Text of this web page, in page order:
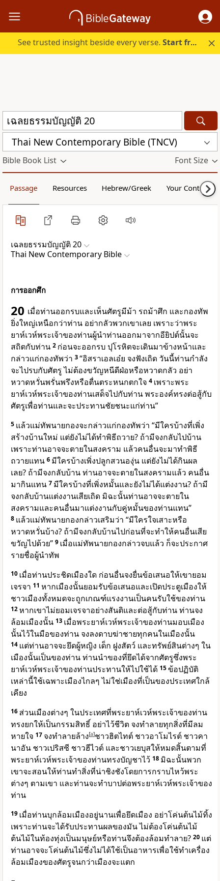
See trusted insight beside every verse.Start free.
Thai New Contemporary Bible (TNCV)
Bible Book List Font Size
Passage Resources Hebrew/Greek Your Content
เฉลยธรรมบัญญัติ 20
Thai New Contemporary Bible
การออกศึก
20 เมื่อท่านออกรบและเห็นศัตรูมีม้า รถม้าศึก และกองทัพ
ยิ่งใหญ่เหนือกว่าท่าน อย่ากลัวพวกเขาเลย เพราะว่าพระ
ยาห์เวห์พระเจ้าของท่านผู้นำท่านออกมาจากอียิปต์นั้นจะ
สถิตกับท่าน 2 ก่อนจะออกรบ ปุโรหิตจะเดินมาข้างหน้าและ
กล่าวแก่กองทัพว่า 3“อิสราเอลเอ๋ย จงฟังเถิด วันนี้ท่านกำลัง
จะไปรบกับศัตรู ไม่ต้องขวัญหนีดีฝ่อหรือหวาดกลัว อย่า
หวาดหวั่นพรั่นพรึงหรือตื่นตระหนกตกใจ 4 เพราะพระ
ยาห์เวห์พระเจ้าของท่านเสด็จไปกับท่าน พระองค์ทรงต่อสู้กับ
ศัตรูเพื่อท่านและจะประทานชัยชนะแก่ท่าน”
5 แล้วแม่ทัพนายกองจะกล่าวแก่กองทัพว่า “มีใครบ้างที่เพิ่ง
สร้างบ้านใหม่ แต่ยังไม่ได้ทำพิธีถวาย? ถ้ามีจงกลับไปบ้าน
เพราะท่านอาจจะตายในสงคราม แล้วคนอื่นจะมาทำพิธี
ถวายแทน 6 มีใครบ้างเพิ่งปลูกสวนองุ่น แต่ยังไม่ได้กินผล
เลย? ถ้ามีจงกลับบ้าน ท่านอาจจะตายในสงครามแล้ว คนอื่น
มากินแทน 7 มีใครบ้างที่เพิ่งหมั้นและยังไม่ได้แต่งงาน? ถ้ามี
จงกลับบ้านแต่งงานเสียเถิด มิฉะนั้นท่านอาจจะตายใน
สงครามและคนอื่นมาแต่งงานกับคู่หมั้นของท่านแทน”
8 แล้วแม่ทัพนายกองกล่าวเสริมว่า “มีใครใจเสาะหรือ
หวาดหวั่นบ้าง? ถ้ามีจงกลับบ้านไปก่อนที่จะทำให้คนอื่นเสีย
ขวัญไปด้วย” 9 เมื่อแม่ทัพนายกองกล่าวจบแล้ว ก็จะประกาศ
รายชื่อผู้นำทัพ
10 เมื่อท่านประชิดเมืองใด ก่อนอื่นจงยื่นข้อเสนอให้เขายอม
เจรจา 11 หากเมืองนั้นยอมรับข้อเสนอและเปิดประตูเมืองให้
ชาวเมืองทั้งหมดจะถูกเกณฑ์แรงงานเป็นคนรับใช้ของท่าน
12หากเขาไม่ยอมเจรจาอย่างสันติและต่อสู้กับท่าน ท่านจง
ล้อมเมืองนั้น 13 เมื่อพระยาห์เวห์พระเจ้าของท่านมอบเมือง
นั้นไว้ในมือของท่าน จงลงดาบฆ่าชายทุกคนในเมืองนั้น
14 แต่ท่านอาจจะยึดผู้หญิง เด็ก ฝูงสัตว์ และทรัพย์สินต่างๆ ใน
เมืองนั้นเป็นของท่าน ท่านนำของที่ยึดได้จากศัตรูซึ่งพระ
ยาห์เวห์พระเจ้าของท่านประทานให้ไปใช้ได้ 15ข้อปฏิบัติ
เหล่านี้ใช้เฉพาะเมืองไกลๆ ไม่ใช่เมืองที่เป็นของประเทศใกล้
เคียง
16 ส่วนเมืองต่างๆ ในประเทศที่พระยาห์เวห์พระเจ้าของท่าน
ทรงยกให้เป็นกรรมสิทธิ์ อย่าไว้ชีวิต จงทำลายทุกสิ่งที่มีลม
หายใจ 17 จงทำลายล้าง[a]ชาวฮิตไทต์ ชาวอาโมไรต์ ชาวคา
นาอัน ชาวเปริสซี ชาวฮีไวต์ และชาวเยบุสให้หมดสิ้นตามที่
พระยาห์เวห์พระเจ้าของท่านทรงบัญชาไว้ 18 มิฉะนั้นพวก
เขาจะสอนให้ท่านทำสิ่งที่น่าชิงชังโดยการกราบไหว้พระ
ต่างๆ ตามเขา และท่านจะทำบาปต่อพระยาห์เวห์พระเจ้าของ
ท่าน
19 เมื่อท่านบุกล้อมเมืองอยู่นานเพื่อยึดเมือง อย่าโค่นต้นไม้ทิ้ง
เพราะท่านจะได้รับประทานผลของมัน ไม่ต้องโค่นต้นไม้
ต้นไม้ในท้องทุ่งเป็นมนุษย์หรือท่านจึงต้องล้อมทำลาย? 20 แต่
ท่านอาจจะโค่นต้นไม้ซึ่งไม่ได้ใช้เป็นอาหารเพื่อใช้ทำเครื่อง
ล้อมเมืองของศัตรูจนกว่าเมืองจะแตก